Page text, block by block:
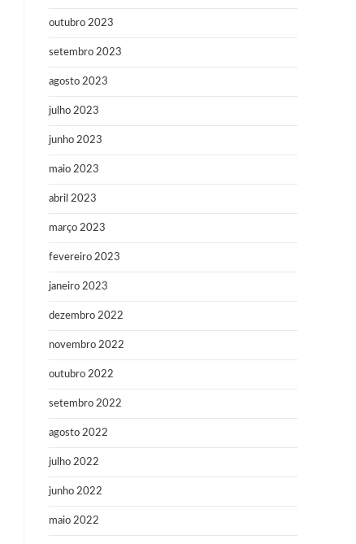
outubro 2023
setembro 2023
agosto 2023
julho 2023
junho 2023
maio 2023
abril 2023
março 2023
fevereiro 2023
janeiro 2023
dezembro 2022
novembro 2022
outubro 2022
setembro 2022
agosto 2022
julho 2022
junho 2022
maio 2022